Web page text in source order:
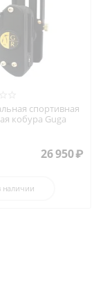
спортивная
кобура Guga
26 950₽
наличии